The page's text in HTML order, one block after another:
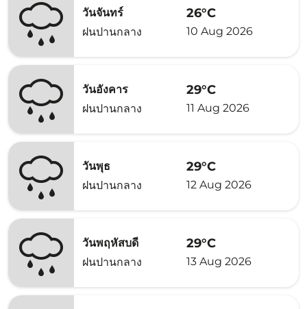
วันจันทร์
ฝนปานกลาง
26°C
10 Aug 2026
วันอังคาร
ฝนปานกลาง
29°C
11 Aug 2026
วันพุธ
ฝนปานกลาง
29°C
12 Aug 2026
วันพฤหัสบดี
ฝนปานกลาง
29°C
13 Aug 2026